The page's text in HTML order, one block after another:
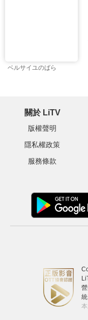
ベルサイユのばら
關於 LiTV
版權聲明
隱私權政策
服務條款